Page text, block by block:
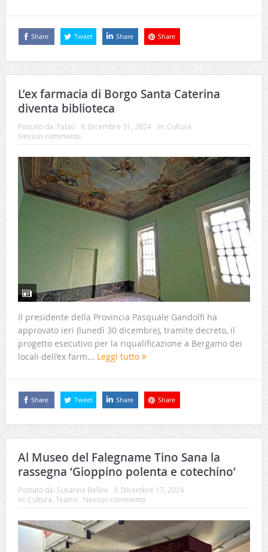
Share Tweet Share Share
L’ex farmacia di Borgo Santa Caterina
diventa biblioteca
Postato da: Fabio il: Dicembre 31, 2024 In: Cultura
Nessun commento
Il presidente della Provincia Pasquale Gandolfi ha
approvato ieri (lunedì 30 dicembre), tramite decreto, il
progetto esecutivo per la riqualificazione a Bergamo dei
locali dell’ex farm... Leggi tutto
Share Tweet Share Share
Al Museo del Falegname Tino Sana la
rassegna ‘Gioppino polenta e cotechino’
Postato da: Susanna Bellini il: Dicembre 17, 2024
In: Cultura, Teatro Nessun commento